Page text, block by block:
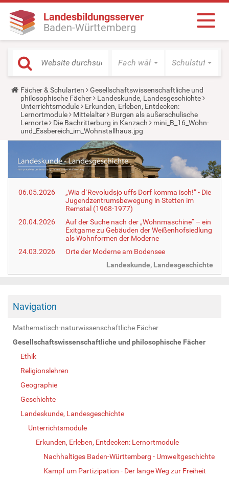
Landesbildungsserver
Baden-Württemberg
Fach wählen Schulstufe
Y
o
u
a
r
e
h
e
:
Fächer & Schularten
Gesellschaftswissenschaftliche und
philosophische Fächer
Landeskunde, Landesgeschichte
Unterrichtsmodule
Erkunden, Erleben, Entdecken:
Lernortmodule
Mittelalter
Burgen als außerschulische
Lernorte
Die Bachritterburg in Kanzach
mini_B_16_Wohn-
und_Essbereich_im_Wohnstallhaus.jpg
06.05.2026
„Wia d´Revoludsjo uffs Dorf komma isch!“ - Die
Jugendzentrumsbewegung in Stetten im
Remstal (1968-1977)
20.04.2026
Auf der Suche nach der „Wohnmaschine“ – ein
Exitgame zu Gebäuden der Weißenhofsiedlung
als Wohnformen der Moderne
24.03.2026
Orte der Moderne am Bodensee
Landeskunde, Landesgeschichte
Navigation
Mathematisch-naturwissenschaftliche Fächer
Gesellschaftswissenschaftliche und philosophische Fächer
Ethik
Religionslehren
Geographie
Geschichte
Landeskunde, Landesgeschichte
Unterrichtsmodule
Erkunden, Erleben, Entdecken: Lernortmodule
Nachhaltiges Baden-Württemberg - Umweltgeschichte
Kampf um Partizipation - Der lange Weg zur Freiheit